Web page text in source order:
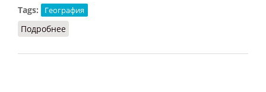
Tags:
География
Подробнее